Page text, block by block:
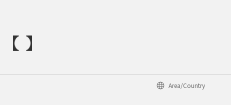
Area/Country